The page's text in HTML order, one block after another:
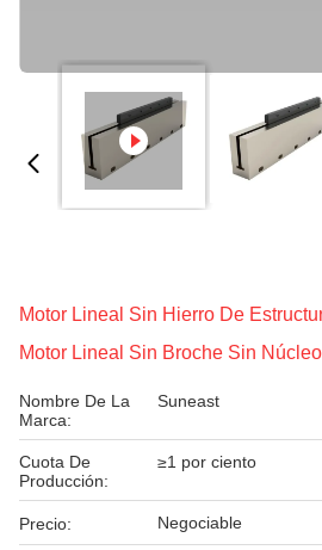
Motor Lineal Sin Hierro De
Motor Lineal Sin Broche Sin Núcleo
Nombre De La
Marca:
Suneast
Cuota De
Producción:
≥1 por ciento
Precio: Negociable